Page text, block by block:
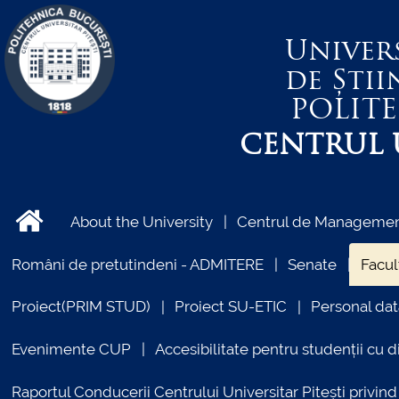
de
CENTRUL
About the University Centrul de
Români de pretutindeni - ADMITERE Senate
Proiect(PRIM STUD) Proiect SU-ETIC Personal
Evenimente CUP Accesibilitate pentru studenții cu
Raportul Conducerii Centrului Universitar Pitești